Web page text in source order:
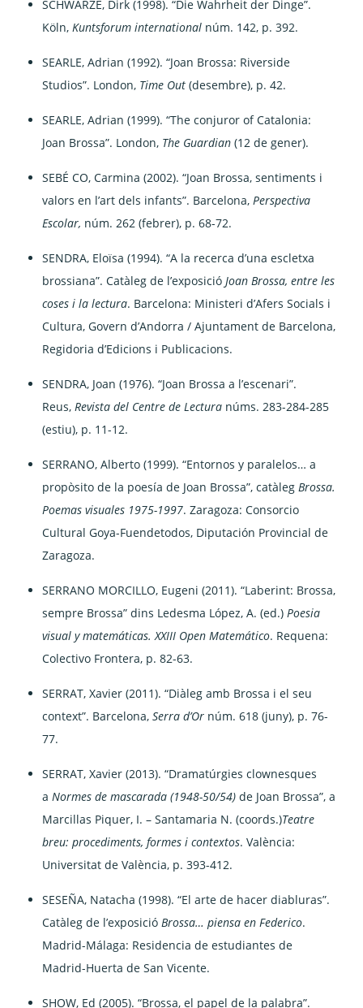
SCHWARZE, Dirk (1998). “Die Wahrheit der Dinge”.
Köln,Kuntsforum international núm. 142, p. 392.
SEARLE, Adrian (1992). “Joan Brossa: Riverside
Studios”. London, Time Out(desembre), p. 42.
SEARLE, Adrian (1999). “The conjuror of Catalonia:
Joan Brossa”. London, The Guardian (12 de gener).
SEBÉ CO, Carmina (2002). “Joan Brossa, sentiments i
valors en l’art dels infants”. Barcelona,Perspectiva
Escolar, núm. 262 (febrer), p. 68-72.
SENDRA, Eloïsa (1994). “A la recerca d’una escletxa
brossiana”. Catàleg de l’exposicióJoan Brossa, entre les
coses i la lectura. Barcelona: Ministeri d’Afers Socials i
Cultura, Govern d’Andorra / Ajuntament de Barcelona,
Regidoria d’Edicions i Publicacions.
SENDRA, Joan (1976). “Joan Brossa a l’escenari”.
Reus,Revista del Centre de Lectura núms. 283-284-285
(estiu), p. 11-12.
SERRANO, Alberto (1999). “Entornos y paralelos… a
propòsito de la poesía de Joan Brossa”, catàlegBrossa.
Poemas visuales 1975-1997. Zaragoza: Consorcio
Cultural Goya-Fuendetodos, Diputación Provincial de
Zaragoza.
SERRANO MORCILLO, Eugeni (2011). “Laberint: Brossa,
sempre Brossa” dins Ledesma López, A. (ed.)Poesia
visual y matemáticas. XXIII Open Matemático. Requena:
Colectivo Frontera, p. 82-63.
SERRAT, Xavier (2011). “Diàleg amb Brossa i el seu
context”. Barcelona, Serra d’Or núm. 618 (juny), p. 76-
77.
SERRAT, Xavier (2013). “Dramatúrgies clownesques
aNormes de mascarada (1948-50/54) de Joan Brossa”, a
Marcillas Piquer, I. – Santamaria N. (coords.)Teatre
breu: procediments, formes i contextos. València:
Universitat de València, p. 393-412.
SESEÑA, Natacha (1998). “El arte de hacer diabluras”.
Catàleg de l’exposicióBrossa… piensa en Federico.
Madrid-Málaga: Residencia de estudiantes de
Madrid-Huerta de San Vicente.
SHOW, Ed (2005). “Brossa, el papel de la palabra”.